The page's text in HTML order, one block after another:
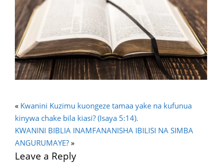
« Kwanini Kuzimu kuongeze tamaa yake na kufunua
kinywa chake bila kiasi? (Isaya 5:14).
KWANINI BIBLIA INAMFANANISHA IBILISI NA SIMBA
ANGURUMAYE? »
Leave a Reply